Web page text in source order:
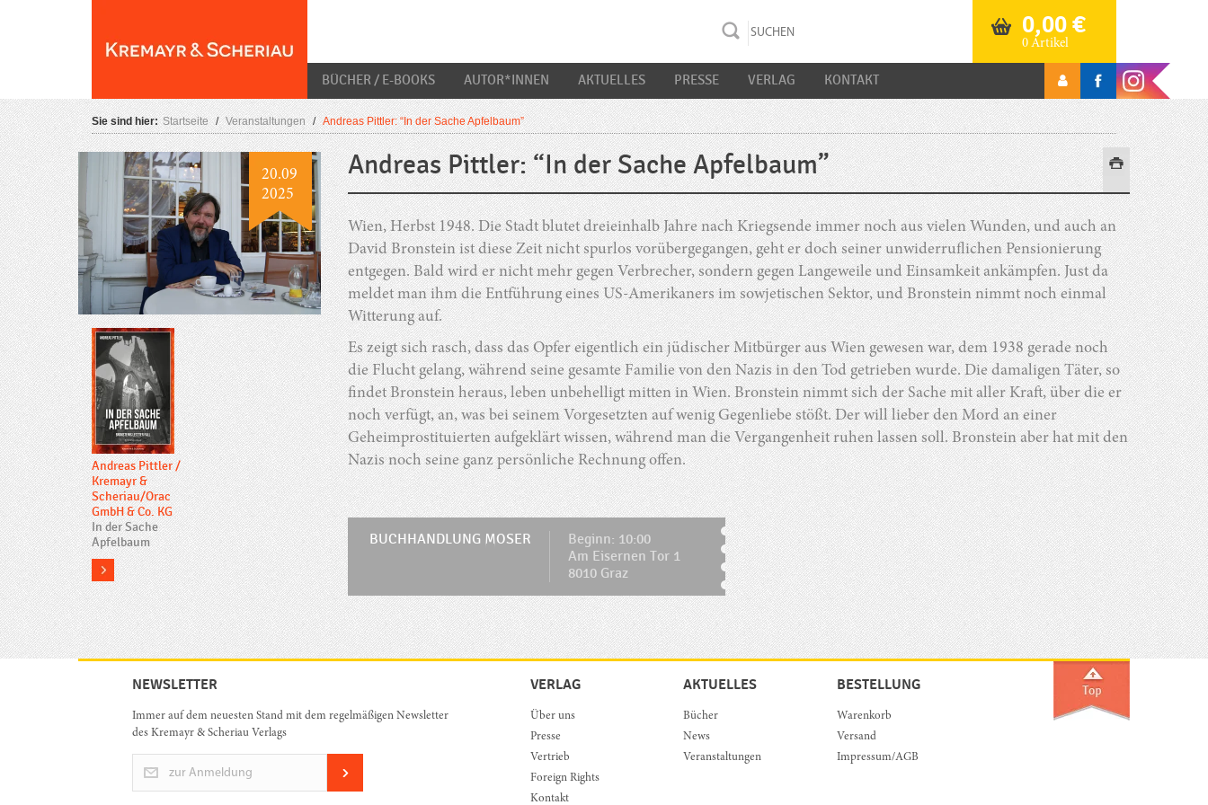
0,00€
0 Artikel
BÜCHER / E-BOOKS AUTOR*INNEN AKTUELLES PRESSE VERLAG KONTAKT
Sie sind hier: Startseite / Veranstaltungen / Andreas Pittler: “In der Sache Apfelbaum”
20.09
2025
Andreas Pittler/
Kremayr &
Scheriau/Orac
GmbH & Co. KG
In der Sache
Apfelbaum
more
Andreas Pittler: “In der Sache Apfelbaum”
Wien, Herbst 1948. Die Stadt blutet dreieinhalb Jahre nach Kriegsende immer noch aus vielen Wunden, und auch an
David Bronstein ist diese Zeit nicht spurlos vorübergegangen, geht er doch seiner unwiderruflichen Pensionierung
entgegen. Bald wird er nicht mehr gegen Verbrecher, sondern gegen Langeweile und Einsamkeit ankämpfen. Just da
meldet man ihm die Entführung eines US-Amerikaners im sowjetischen Sektor, und Bronstein nimmt noch einmal
Witterung auf.
Es zeigt sich rasch, dass das Opfer eigentlich ein jüdischer Mitbürger aus Wien gewesen war, dem 1938 gerade noch
die Flucht gelang, während seine gesamte Familie von den Nazis in den Tod getrieben wurde. Die damaligen Täter, so
findet Bronstein heraus, leben unbehelligt mitten in Wien. Bronstein nimmt sich der Sache mit aller Kraft, über die er
noch verfügt, an, was bei seinem Vorgesetzten auf wenig Gegenliebe stößt. Der will lieber den Mord an einer
Geheimprostituierten aufgeklärt wissen, während man die Vergangenheit ruhen lassen soll. Bronstein aber hat mit den
Nazis noch seine ganz persönliche Rechnung offen.
BUCHHANDLUNG MOSER
Beginn: 10:00
Am Eisernen Tor 1
8010 Graz
VERLAG
Über uns
Presse
Vertrieb
Foreign Rights
Kontakt
AKTUELLES
Bücher
News
Veranstaltungen
BESTELLUNG
Warenkorb
Versand
Impressum/AGB
NEWSLETTER
Immer auf dem neuesten Stand mit dem regelmäßigen Newsletter
des Kremayr & Scheriau Verlags
zur Anmeldung